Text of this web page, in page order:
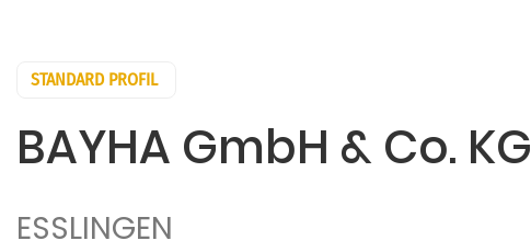
STANDARD PROFIL
BAYHA GmbH & Co. KG
ESSLINGEN